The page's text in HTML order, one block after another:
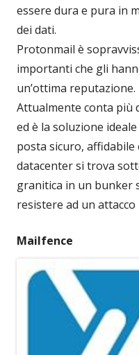
essere dura e pura in
dei dati.
Protonmail è
importanti che gli
un’ottima reputazione.
Attualmente conta più
ed è la soluzione
posta sicuro, affidabile
datacenter si trova
granitica in un bunker
resistere ad un attacco
Mailfence